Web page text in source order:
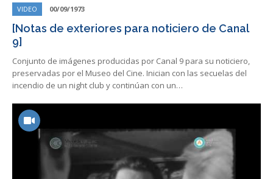
VIDEO 00/09/1973
[Notas de exteriores para noticiero de Canal
9]
Conjunto de imágenes producidas por Canal 9 para su noticiero,
preservadas por el Museo del Cine. Inician con las secuelas del
incendio de un night club y continúan con un…